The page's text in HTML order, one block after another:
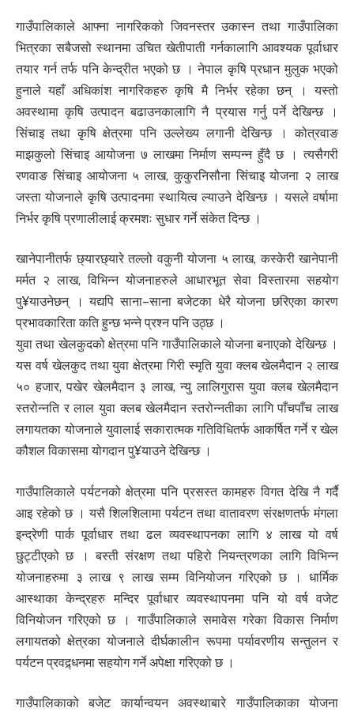
गाउँपालिकाले आफ्ना नागरिकको जिवनस्तर उकास्न तथा गाउँपालिका
भित्रका सबैजसो स्थानमा उचित खेतीपाती गर्नकालागि आवश्यक पूर्वाधार
तयार गर्न तर्फ पनि केन्द्रीत भएको छ । नेपाल कृषि प्रधान मुलुक भएको
हुनाले यहाँ अधिकांश नागरिकहरु कृषि मै निर्भर रहेका छन् । यस्तो
अवस्थामा कृषि उत्पादन बढाउनकालागि नै प्रयास गर्नु पर्ने देखिन्छ ।
सिंचाइ तथा कृषि क्षेत्रमा पनि उल्लेख्य लगानी देखिन्छ । कोत्रवाङ
माझकुलो सिंचाइ आयोजना ७ लाखमा निर्माण सम्पन्न हुँदै छ । त्यसैगरी
रणवाङ सिंचाइ आयोजना ५ लाख, कुकुरनिसौना सिंचाइ योजना २ लाख
जस्ता योजनाले कृषि उत्पादनमा स्थायित्व ल्याउने देखिन्छ । यसले वर्षामा
निर्भर कृषि प्रणालीलाई क्रमशः सुधार गर्ने संकेत दिन्छ ।
खानेपानीतर्फ छ्यारछ्यारे तल्लो वकुनी योजना ५ लाख, कस्केरी खानेपानी
मर्मत २ लाख, विभिन्न योजनाहरुले आधारभूत सेवा विस्तारमा सहयोग
पु¥याउनेछन् । यद्यपि साना–साना बजेटका धेरै योजना छरिएका कारण
प्रभावकारिता कति हुन्छ भन्ने प्रश्न पनि उठ्छ ।
युवा तथा खेलकुदको क्षेत्रमा पनि गाउँपालिकाले योजना बनाएको देखिन्छ ।
यस वर्ष खेलकुद तथा युवा क्षेत्रमा गिरी स्मृति युवा क्लब खेलमैदान २ लाख
५० हजार, पखेर खेलमैदान ३ लाख, न्यु लालिगुरास युवा क्लब खेलमैदान
स्तरोन्नति र लाल युवा क्लब खेलमैदान स्तरोन्नतीका लागि पाँचपाँच लाख
लगायतका योजनाले युवालाई सकारात्मक गतिविधितर्फ आकर्षित गर्ने र खेल
कौशल विकासमा योगदान पु¥याउने देखिन्छ ।
गाउँपालिकाले पर्यटनको क्षेत्रमा पनि प्रसस्त कामहरु विगत देखि नै गर्दै
आइ रहेको छ । यसै शिलशिलामा पर्यटन तथा वातावरण संरक्षणतर्फ मंगला
इन्द्रेणी पार्क पूर्वाधार तथा ढल व्यवस्थापनका लागि ४ लाख यो वर्ष
छुट्टीएको छ । बस्ती संरक्षण तथा पहिरो नियन्त्रणका लागि विभिन्न
योजनाहरुमा ३ लाख ९ लाख सम्म विनियोजन गरिएको छ । धार्मिक
आस्थाका केन्द्रहरु मन्दिर पूर्वाधार व्यवस्थापनमा पनि यो वर्ष वजेट
विनियोजन गरिएको छ । गाउँपालिकाले समावेस गरेका विकास निर्माण
लगायतको क्षेत्रका योजनाले दीर्घकालीन रूपमा पर्यावरणीय सन्तुलन र
पर्यटन प्रवद्र्धनमा सहयोग गर्ने अपेक्षा गरिएको छ ।
गाउँपालिकाको बजेट कार्यान्वयन अवस्थाबारे गाउँपालिकाका योजना